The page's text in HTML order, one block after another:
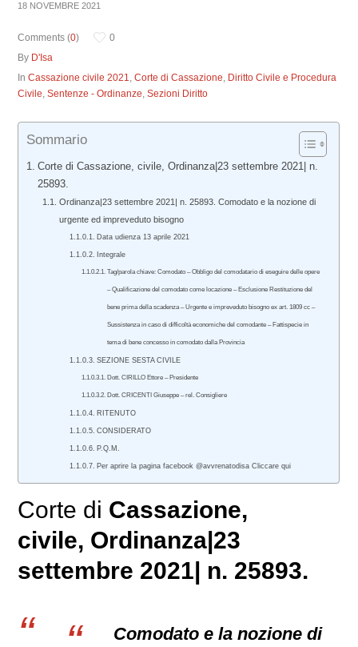
18 NOVEMBRE 2021
Comments (0)
0
By D'Isa
InCassazione civile 2021,Corte di Cassazione, Diritto Civile e Procedura
Civile,Sentenze - Ordinanze,Sezioni Diritto
Sommario
Corte di Cassazione, civile, Ordinanza|23 settembre 2021| n.
25893.
Ordinanza|23 settembre 2021| n. 25893. Comodato e la nozione di
urgente ed impreveduto bisogno
Data udienza 13 aprile 2021
Integrale
Tag/parola chiave: Comodato – Obbligo del comodatario di eseguire delle opere
– Qualificazione del comodato come locazione – Esclusione Restituzione del
bene prima della scadenza – Urgente e impreveduto bisogno ex art. 1809 cc –
Sussistenza in caso di difficoltà economiche del comodante – Fattispecie in
tema di bene concesso in comodato dalla Provincia
SEZIONE SESTA CIVILE
Dott. CIRILLO Ettore – Presidente
Dott. CRICENTI Giuseppe – rel. Consigliere
RITENUTO
CONSIDERATO
P.Q.M.
Per aprire la pagina facebook @avvrenatodisa Cliccare qui
Corte di Cassazione,
civile, Ordinanza|23
settembre 2021| n. 25893.
Comodato e la nozione di